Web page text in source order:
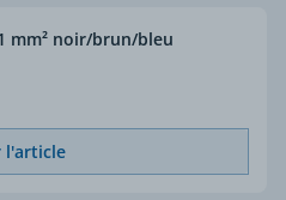
mm² noir/brun/bleu
l'article